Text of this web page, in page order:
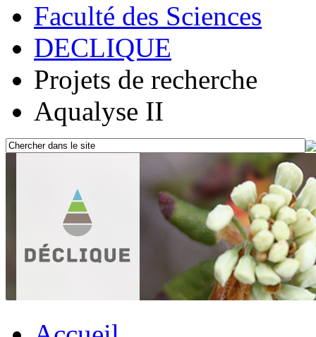
Faculté des Sciences
DECLIQUE
Projets de recherche
Aqualyse II